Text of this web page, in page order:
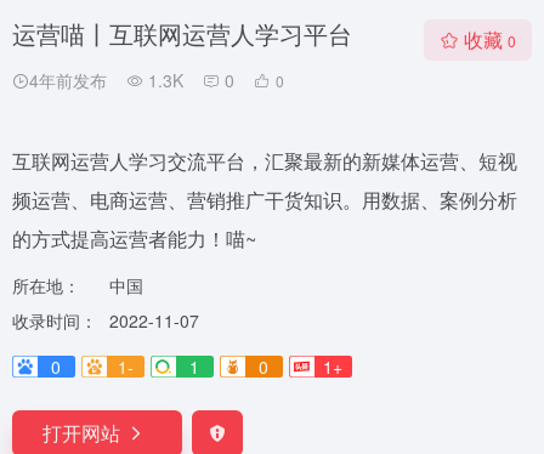
运营喵丨互联网运营人学习平台
4年前发布 1.3K 0 0
收藏 0
互联网运营人学习交流平台，汇聚最新的新媒体运营、短视
频运营、电商运营、营销推广干货知识。用数据、案例分析
的方式提高运营者能力！喵~
所在地：
中国
收录时间：
2022-11-07
0
1- 1 0 1+
打开网站